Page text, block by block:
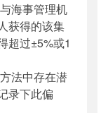
海事管理机
获得的该集
超过±5%或1
法中存在潜
录下此偏